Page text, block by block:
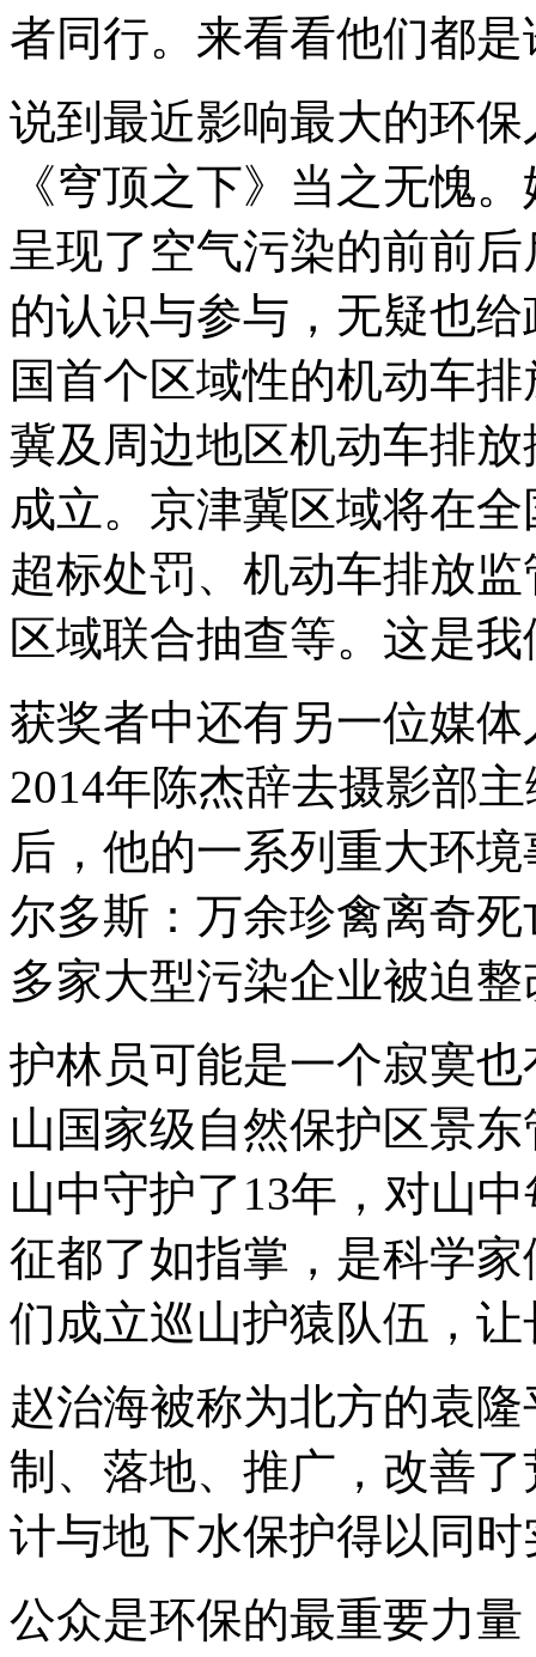
者同行。来看看他们都是
说到最近影响最大的环
《穹顶之下》当之无愧
呈现了空气污染的前前
的认识与参与，无疑也
国首个区域性的机动车
冀及周边地区机动车排
成立。京津冀区域将在
超标处罚、机动车排放
区域联合抽查等。这是
获奖者中还有另一位媒
2014年陈杰辞去摄影部
后，他的一系列重大环
尔多斯：万余珍禽离奇
多家大型污染企业被迫整
护林员可能是一个寂寞
山国家级自然保护区景
山中守护了13年，对山
征都了如指掌，是科学
们成立巡山护猿队伍，
赵治海被称为北方的袁
制、落地、推广，改善
计与地下水保护得以同时
公众是环保的最重要力